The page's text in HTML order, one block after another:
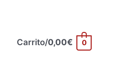
Carrito/0,00€ 0